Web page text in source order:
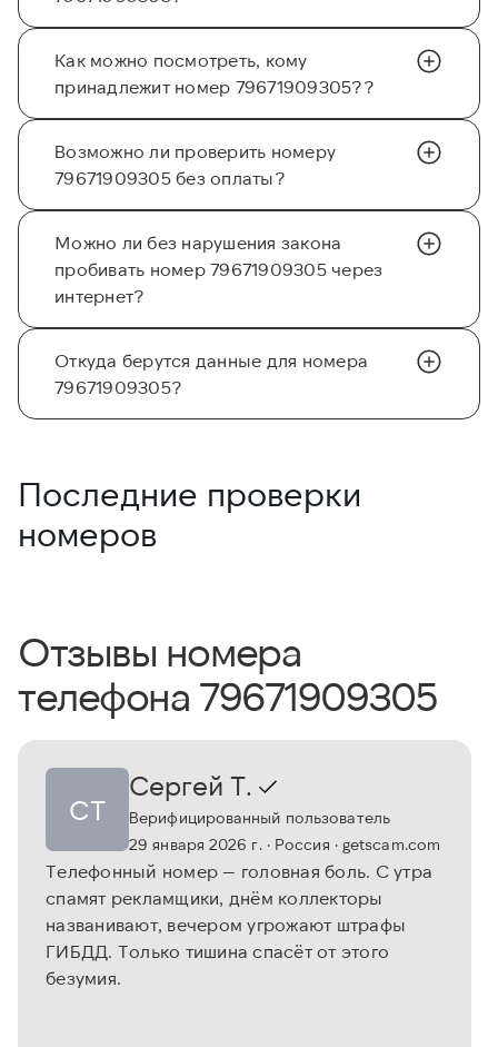
Как можно посмотреть, кому
принадлежит номер 79671909305??
Возможно ли проверить номеру
79671909305 без оплаты?
Можно ли без нарушения закона
пробивать номер 79671909305 через
интернет?
Откуда берутся данные для номера
79671909305?
Последние проверки
номеров
Отзывы номера
телефона 79671909305
СТ
Сергей Т.
Верифицированный пользователь
29 января 2026 г.· Россия · getscam.com
Телефонный номер — головная боль. С утра
спамят рекламщики, днём коллекторы
названивают, вечером угрожают штрафы
ГИБДД. Только тишина спасёт от этого
безумия.